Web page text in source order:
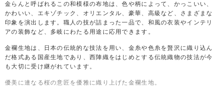
金らんと呼ばれるこの和模様の布地は、色や柄によって、かっこいい、
かわいい、エキゾチック、オリエンタル、豪華、高級など、さまざまな
印象を演出します。職人の技が詰まった一品で、和風の衣装やインテリ
アの装飾など、多岐にわたる用途に応用できます。
金襴生地は、日本の伝統的な技法を用い、金糸や色糸を贅沢に織り込ん
だ格式ある国産生地であり、西陣織をはじめとする伝統織物の技法が今
も大切に受け継がれています。
優美に連なる桜の意匠を優雅に織り上げた金襴生地。